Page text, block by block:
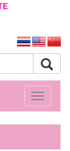
Toggle